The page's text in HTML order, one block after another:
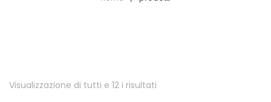
Visualizzazione di tutti e 12 i risultati